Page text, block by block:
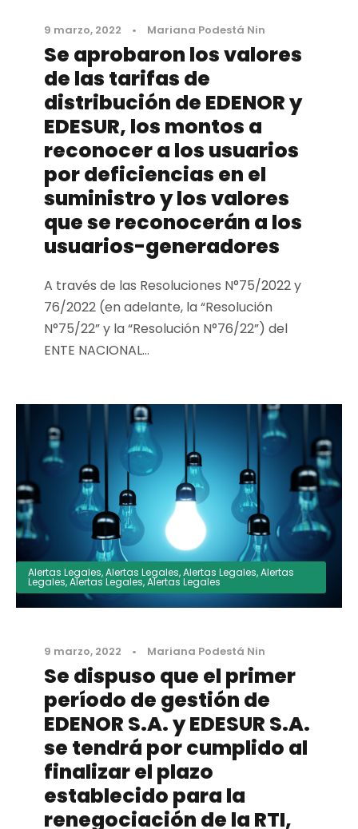
9 marzo, 2022 • Mariana Podestá Nin
Se aprobaron los valores
de las tarifas de
distribución de EDENOR y
EDESUR, los montos a
reconocer a los usuarios
por deficiencias en el
suministro y los valores
que se reconocerán a los
usuarios-generadores
A través de las Resoluciones N°75/2022 y
76/2022 (en adelante, la “Resolución
N°75/22” y la “Resolución N°76/22”) del
ENTE NACIONAL...
Alertas Legales,Alertas Legales,Alertas Legales,Alertas
Legales,Alertas Legales,Alertas Legales
9 marzo, 2022 • Mariana Podestá Nin
Se dispuso que el primer
período de gestión de
EDENOR S.A. y EDESUR S.A.
se tendrá por cumplido al
finalizar el plazo
establecido para la
renegociación de la RTI,